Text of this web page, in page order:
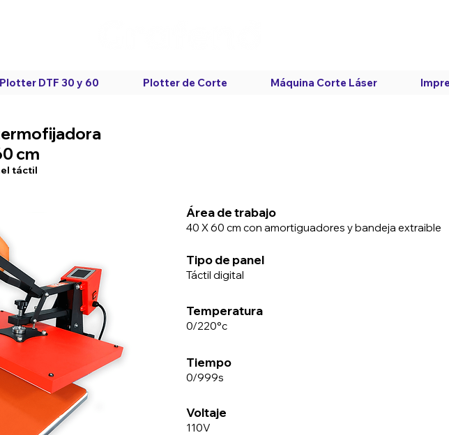
Plotter DTF 30 y 60 Plotter de Corte Máquina Corte Láser
cm
táctil
Área de trabajo
40 X 60 cm con amortiguadores y bandeja extraible
Tipo de panel
Táctil digital
Temperatura
0/220°c
Tiempo
0/999s
Voltaje
110V